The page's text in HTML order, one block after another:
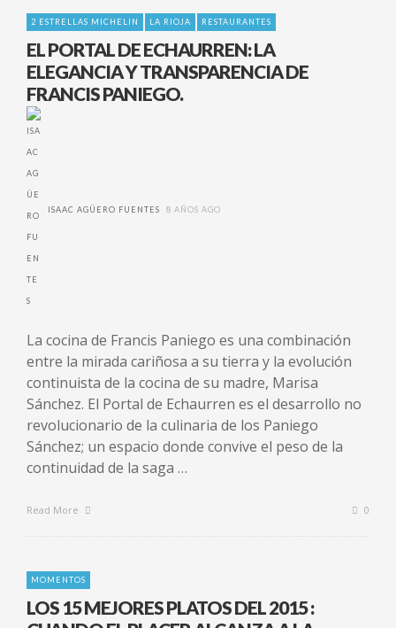
2 ESTRELLAS MICHELIN LA RIOJA RESTAURANTES
EL PORTAL DE ECHAURREN: LA
ELEGANCIA Y TRANSPARENCIA DE
FRANCIS PANIEGO.
ISAAC AGÜERO FUENTES 8 AÑOS AGO
La cocina de Francis Paniego es una combinación
entre la mirada cariñosa a su tierra y la evolución
continuista de la cocina de su madre, Marisa
Sánchez. El Portal de Echaurren es el desarrollo no
revolucionario de la culinaria de los Paniego
Sánchez; un espacio donde convive el peso de la
continuidad de la saga …
Read More 0
MOMENTOS
LOS 15 MEJORES PLATOS DEL 2015 :